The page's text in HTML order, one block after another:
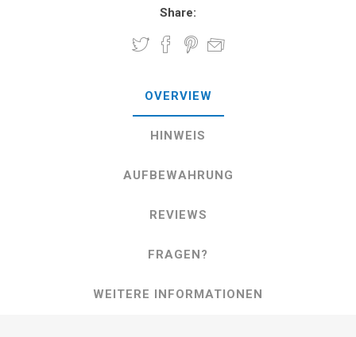
Share:
OVERVIEW
HINWEIS
AUFBEWAHRUNG
REVIEWS
FRAGEN?
WEITERE INFORMATIONEN